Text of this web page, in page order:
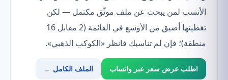
الأنسب لمن يبحث عن ملف موثّق مكتمل — لكن
تغطيتها أضيق من الأوسع في القائمة (2 مقابل 16
منطقة)؛ فإن لم تناسبك فانظر «الكوكب الذهبي».
اطلب عرض سعر عبر واتساب الملف الكامل ←